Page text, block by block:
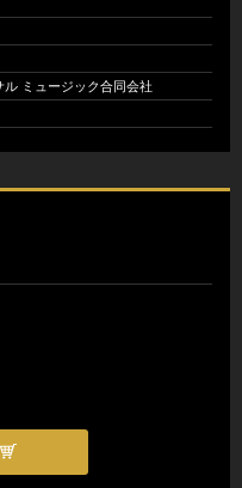
ル ミュージック合同会社